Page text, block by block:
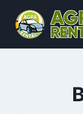
content